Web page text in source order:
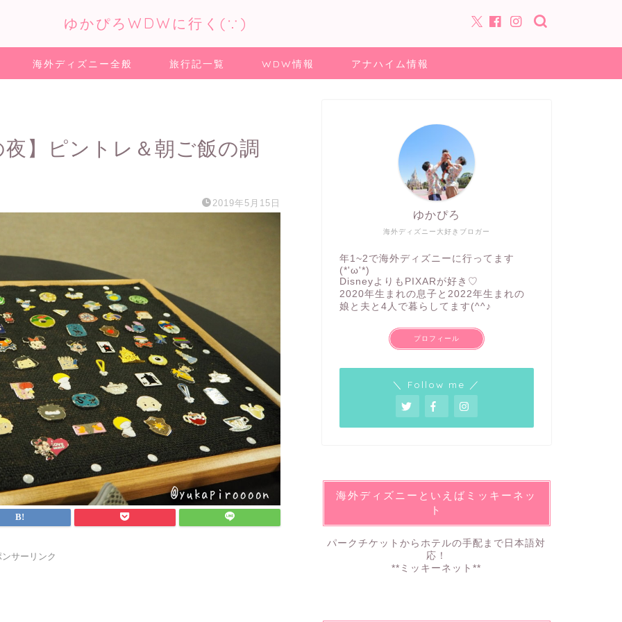
ゆかぴろWDWに行く(∵)
海外ディズニー全般 旅行記一覧 WDW情報 アナハイム情報
】ピントレ＆朝ご飯の調
2019年5月15日
サーリンク
海外ディズニー大好きブロガー
ゆかぴろ
年1~2で海外ディズニーに行ってます
(*'ω'*)
DisneyよりもPIXARが好き♡
2020年生まれの息子と2022年生まれの
娘と夫と4人で暮らしてます(^^♪
プロフィール
＼ Follow me ／
海外ディズニーといえばミッキーネッ
ト
パークチケットからホテルの手配まで日本語対
応！
**ミッキーネット**